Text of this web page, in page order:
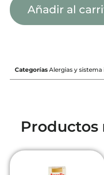
Añadir al
Categorías Alergias y
Productos